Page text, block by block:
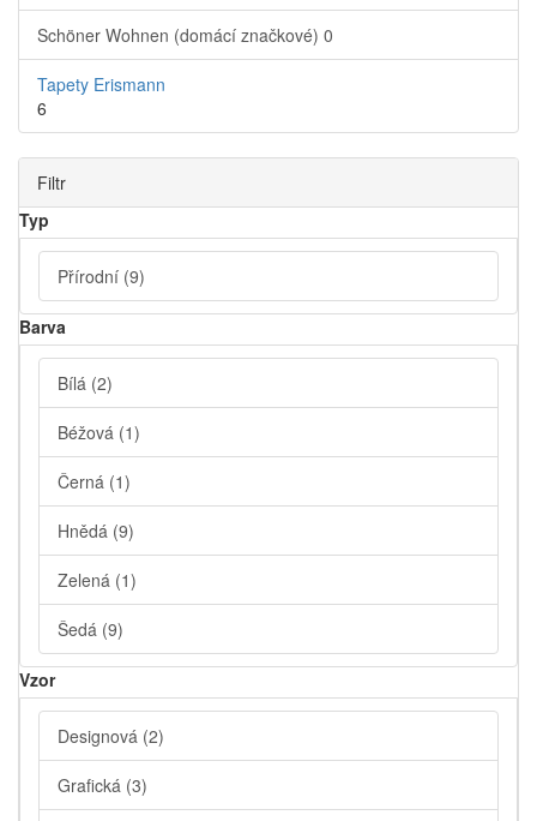
Schöner Wohnen (domácí značkové) 0
Tapety Erismann
6
Filtr
Typ
Přírodní (9)
Barva
Bílá (2)
Béžová (1)
Černá (1)
Hnědá (9)
Zelená (1)
Šedá (9)
Vzor
Designová (2)
Grafická (3)